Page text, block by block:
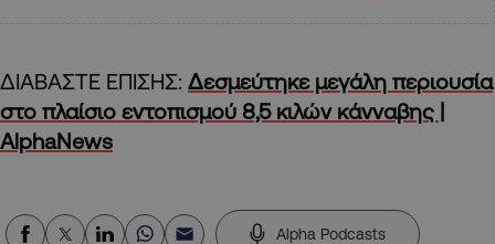
ΔΙΑΒΑΣΤΕ ΕΠΙΣΗΣ: Δεσμεύτηκε μεγάλη περιουσία
στο πλαίσιο εντοπισμού 8,5 κιλών κάνναβης |
AlphaNews
Alpha Podcasts